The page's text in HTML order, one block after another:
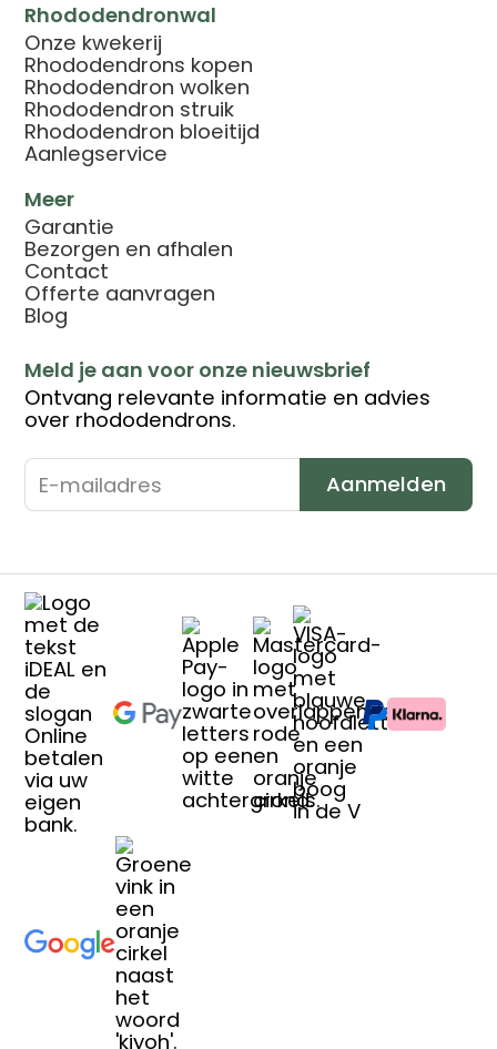
Rhododendronwal
Onze kwekerij
Rhododendrons kopen
Rhododendron wolken
Rhododendron struik
Rhododendron bloeitijd
Aanlegservice
Meer
Garantie
Bezorgen en afhalen
Contact
Offerte aanvragen
Blog
Meld je aan voor onze nieuwsbrief
Ontvang relevante informatie en advies
over rhododendrons.